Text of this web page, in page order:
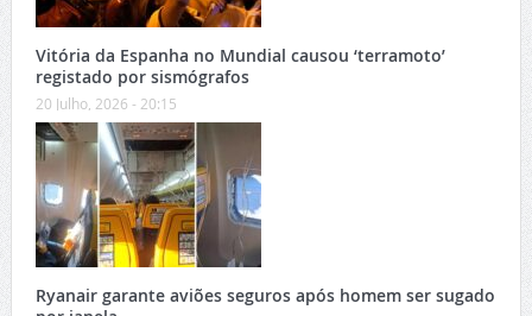
Vitória da Espanha no Mundial causou ‘terramoto’
registado por sismógrafos
20 Julho, 2026 - 20:15
Ryanair garante aviões seguros após homem ser sugado